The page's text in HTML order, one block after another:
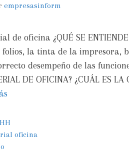
empresasinform
de oficina ¿QUÉ SE ENTIENDE
la tinta de la impresora,
desempeño de las
DE OFICINA? ¿CUÁL ES
oficina